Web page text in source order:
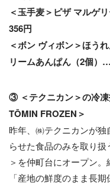
＜玉手麦＞ピザ マルゲ
356円
＜ボン ヴィボン＞ほう
リームあんぱん（2個
③ ＜テクニカン＞の冷
TŌMIN FROZEN＞
昨年、㈱テクニカンが
らせた食品のみを取り
＞を仲町台にオープン。
「産地の鮮度のまま長